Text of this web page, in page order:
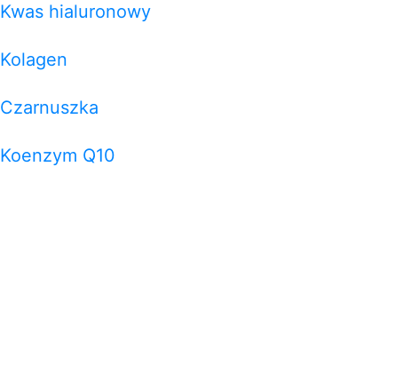
Kwas hialuronowy
Kolagen
Czarnuszka
Koenzym Q10